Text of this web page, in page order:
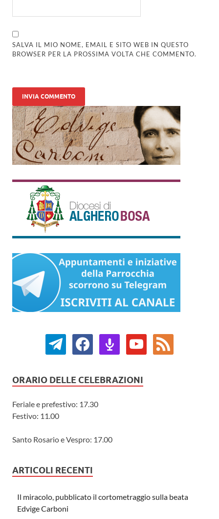
SALVA IL MIO NOME, EMAIL E SITO WEB IN QUESTO
BROWSER PER LA PROSSIMA VOLTA CHE COMMENTO.
ORARIO DELLE CELEBRAZIONI
Feriale e prefestivo: 17.30
Festivo: 11.00
Santo Rosario e Vespro: 17.00
ARTICOLI RECENTI
Il miracolo, pubblicato il cortometraggio sulla beata
Edvige Carboni